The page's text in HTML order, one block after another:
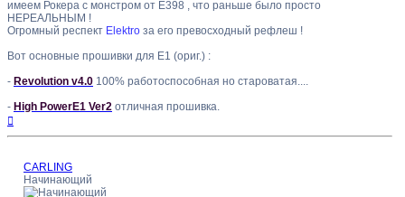
имеем Рокера с монстром от E398 , что раньше было просто
НЕРЕАЛЬНЫМ !
Огромный респект Elektro за его превосходный рефлеш !
Вот основные прошивки для Е1 (ориг.) :
- Revolution v4.0 100% работоспособная но староватая....
- High PowerE1 Ver2 отличная прошивка.
к
CARLING
Начинающий